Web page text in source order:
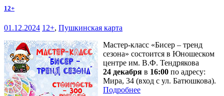
12+
01.12.2024 12+, Пушкинская карта
Мастер-класс «Бисер – тренд
сезона» состоится в Юношеском
центре им. В.Ф. Тендрякова
24 декабря в 16:00 по адресу:
Мира, 34 (вход с ул. Батюшкова).
Подробнее